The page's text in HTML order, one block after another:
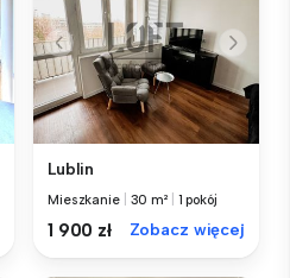
Lublin
Mieszkanie 30 m² 1 pokój
1 900 zł Zobacz więcej